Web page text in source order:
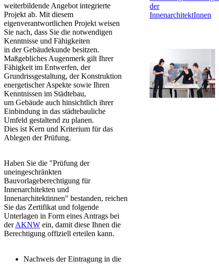
weiterbildende Angebot integrierte
Projekt ab. Mit diesem
eigenverantwortlichen Projekt weisen
Sie nach, dass Sie die notwendigen
Kenntnisse und Fähigkeiten
in der Gebäudekunde besitzen.
Maßgebliches Augenmerk gilt Ihrer
Fähigkeit im Entwerfen, der
Grundrissgestaltung, der Konstruktion
energetischer Aspekte ​sowie Ihren
Kenntnissen im Städtebau,
um Gebäude auch hinsichtlich ihrer
Einbindung in das städtebauliche
Umfeld gestaltend zu planen.
Dies ist Kern und Kriterium für das
Ablegen der Prüfung.
Haben Sie die "Prüfung der
uneingeschränkten
Bauvorlageberechtigung für
Innenarchitekten und
Innenarchitektinnen" bestanden, reichen
Sie das Zertifikat und folgende
Unterlagen in Form eines Antrags bei
derAKNW ein, damit diese Ihnen die
Berechtigung offiziell erteilen kann​.
Nachweis der Eintragung in die
der
InnenarchitektInnen